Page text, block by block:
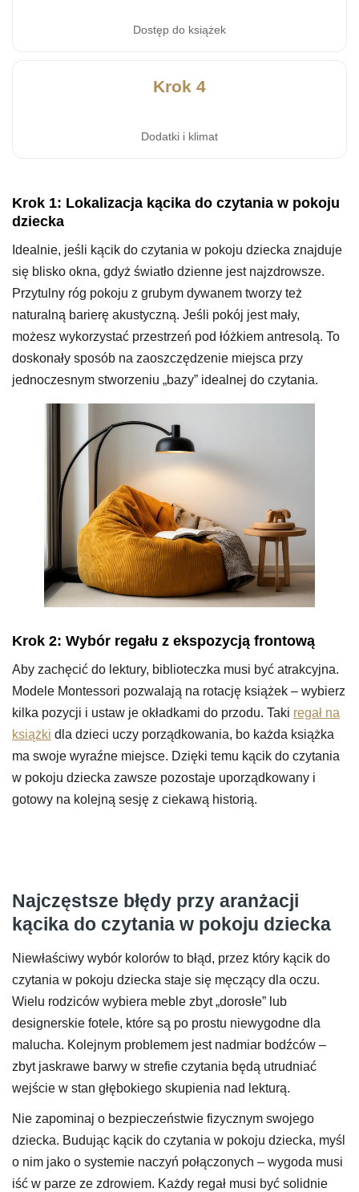
Dostęp do książek
Krok 4
Dodatki i klimat
Krok 1: Lokalizacja kącika do czytania w pokoju
dziecka
Idealnie, jeśli kącik do czytania w pokoju dziecka znajduje
się blisko okna, gdyż światło dzienne jest najzdrowsze.
Przytulny róg pokoju z grubym dywanem tworzy też
naturalną barierę akustyczną. Jeśli pokój jest mały,
możesz wykorzystać przestrzeń pod łóżkiem antresolą. To
doskonały sposób na zaoszczędzenie miejsca przy
jednoczesnym stworzeniu „bazy” idealnej do czytania.
Krok 2: Wybór regału z ekspozycją frontową
Aby zachęcić do lektury, biblioteczka musi być atrakcyjna.
Modele Montessori pozwalają na rotację książek – wybierz
kilka pozycji i ustaw je okładkami do przodu. Taki regał na
książki dla dzieci uczy porządkowania, bo każda książka
ma swoje wyraźne miejsce. Dzięki temu kącik do czytania
w pokoju dziecka zawsze pozostaje uporządkowany i
gotowy na kolejną sesję z ciekawą historią.
Najczęstsze błędy przy aranżacji
kącika do czytania w pokoju dziecka
Niewłaściwy wybór kolorów to błąd, przez który kącik do
czytania w pokoju dziecka staje się męczący dla oczu.
Wielu rodziców wybiera meble zbyt „dorosłe” lub
designerskie fotele, które są po prostu niewygodne dla
malucha. Kolejnym problemem jest nadmiar bodźców –
zbyt jaskrawe barwy w strefie czytania będą utrudniać
wejście w stan głębokiego skupienia nad lekturą.
Nie zapominaj o bezpieczeństwie fizycznym swojego
dziecka. Budując kącik do czytania w pokoju dziecka, myśl
o nim jako o systemie naczyń połączonych – wygoda musi
iść w parze ze zdrowiem. Każdy regał musi być solidnie